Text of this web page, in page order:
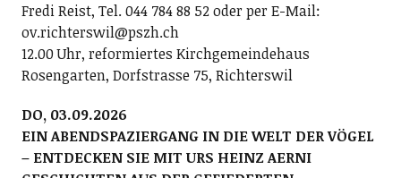
Fredi Reist, Tel. 044 784 88 52 oder per E-Mail:
ov.richterswil@pszh.ch
12.00 Uhr, reformiertes Kirchgemeindehaus
Rosengarten, Dorfstrasse 75, Richterswil
DO, 03.09.2026
EIN ABENDSPAZIERGANG IN DIE WELT DER VÖGEL
– ENTDECKEN SIE MIT URS HEINZ AERNI